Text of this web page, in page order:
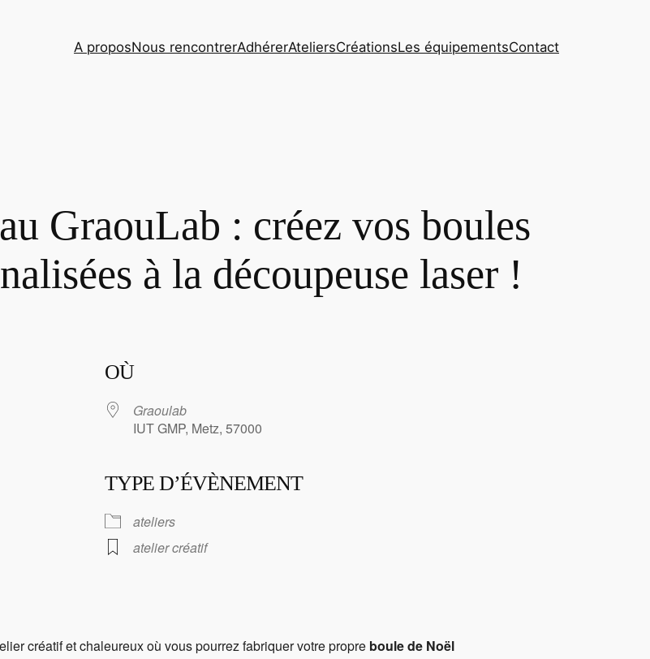
A proposNous rencontrerAdhérerAteliersCréationsLes équipementsContact
GraouLab : créez vos boules
à la découpeuse laser !
iCalendar
OÙ
Graoulab
IUT GMP, Metz, 57000
TYPE D’ÉVÈNEMENT
ateliers
atelier créatif
créatif et chaleureux où vous pourrez fabriquer votre propre boule de Noël